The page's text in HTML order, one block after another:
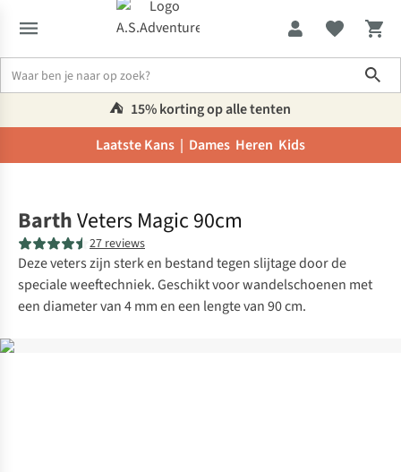
⛺️ 15% korting op alle tenten
Laatste Kans | Dames Heren Kids
BarthVeters Magic 90cm
27 reviews
Deze veters zijn sterk en bestand tegen slijtage door de
speciale weeftechniek. Geschikt voor wandelschoenen met
een diameter van 4 mm en een lengte van 90 cm.